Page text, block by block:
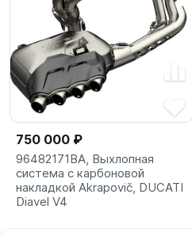
750 000 ₽
96482171BA, Выхлопная
система с карбоновой
накладкой Akrapovič, DUCATI
Diavel V4